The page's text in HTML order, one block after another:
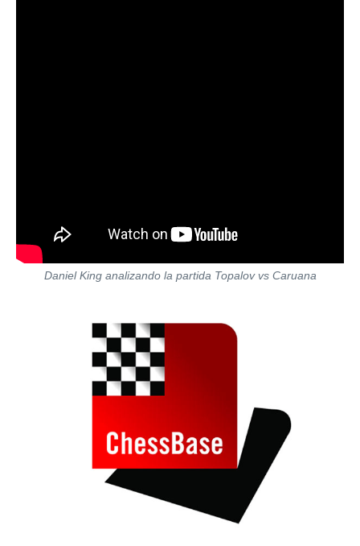
Daniel King analizando la partida Topalov vs Caruana